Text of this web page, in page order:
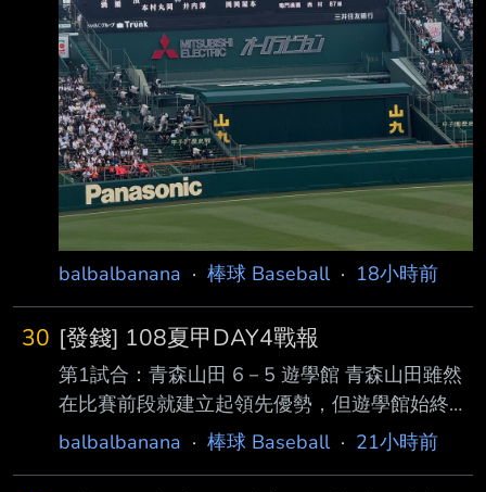
balbalbanana · 棒球 Baseball· 18小時前
30 [發錢] 108夏甲DAY4戰報
第1試合：青森山田 6－5 遊學館 青森山田雖然
在比賽前段就建立起領先優勢，但遊學館始終沒
有讓比賽失去懸念，後半段 一路追趕，把原本
balbalbanana · 棒球 Baseball· 21小時前